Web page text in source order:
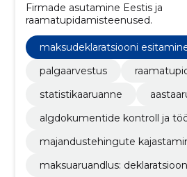
Firmade asutamine Eestis ja
raamatupidamisteenused.
maksudeklaratsiooni
palgaarvestus
statistikaaruanne
algdokumentide kontroll ja
majandustehingute
maksuaruandlus: